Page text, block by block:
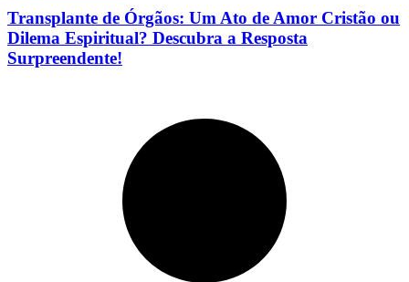
Transplante de Órgãos: Um Ato de Amor Cristão ou
Dilema Espiritual? Descubra a Resposta
Surpreendente!